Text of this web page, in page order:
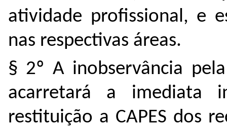
atividade profissional, e
nas respectivas áreas.
§ 2º A inobservância
acarretará a imediata
restituição a CAPES dos